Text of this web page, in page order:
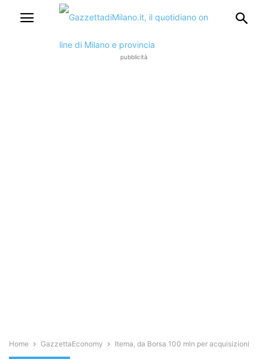
pubblicità
Home GazzettaEconomy Itema, da Borsa 100 mln per acquisizioni